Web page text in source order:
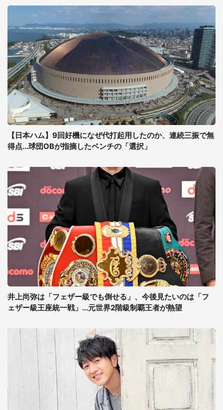
【日本ハム】9回好機になぜ代打起用したのか、連続三振で無
得点...球団OBが指摘したベンチの「選択」
井上尚弥は「フェザー級でも倒せる」、今後見たいのは「フ
ェザー級王座統一戦」...元世界2階級制覇王者が熱望